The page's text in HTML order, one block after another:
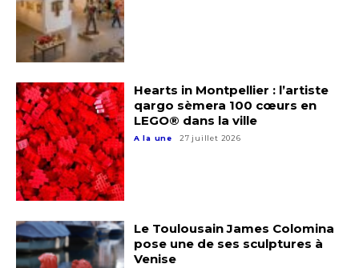
J'accepte lestermes et conditions
* Champ obligatoire
Hearts in Montpellier : l’artiste
qargo sèmera 100 cœurs en
LEGO® dans la ville
A la une 27 juillet 2026
Le Toulousain James Colomina
pose une de ses sculptures à
Venise